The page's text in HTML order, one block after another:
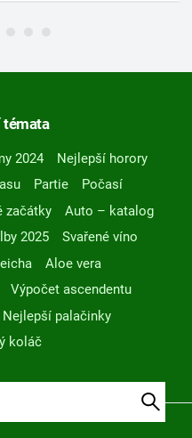
témata
2024
Nejlepší horory
Partie
Počasí
začátky
Auto – katalog
2025
Svařené víno
Aloe vera
Výpočet ascendentu
Nejlepší palačinky
koláč